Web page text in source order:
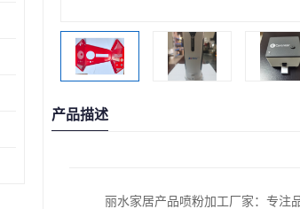
产品描述
丽水家居产品喷粉加工厂家：专注